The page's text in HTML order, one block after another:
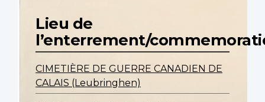
Lieu de
l’enterrement/
CIMETIÈRE DE GUERRE CANADIEN DE
CALAIS (Leubringhen)